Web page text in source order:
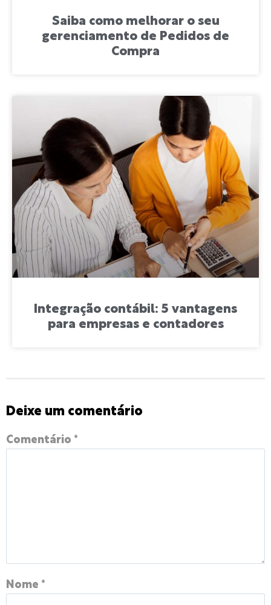
Saiba como melhorar o seu
gerenciamento de Pedidos de
Compra
Integração contábil: 5 vantagens
para empresas e contadores
Deixe um comentário
Comentário *
Nome *